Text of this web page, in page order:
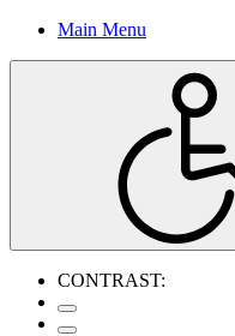
Main Menu
CONTRAST: